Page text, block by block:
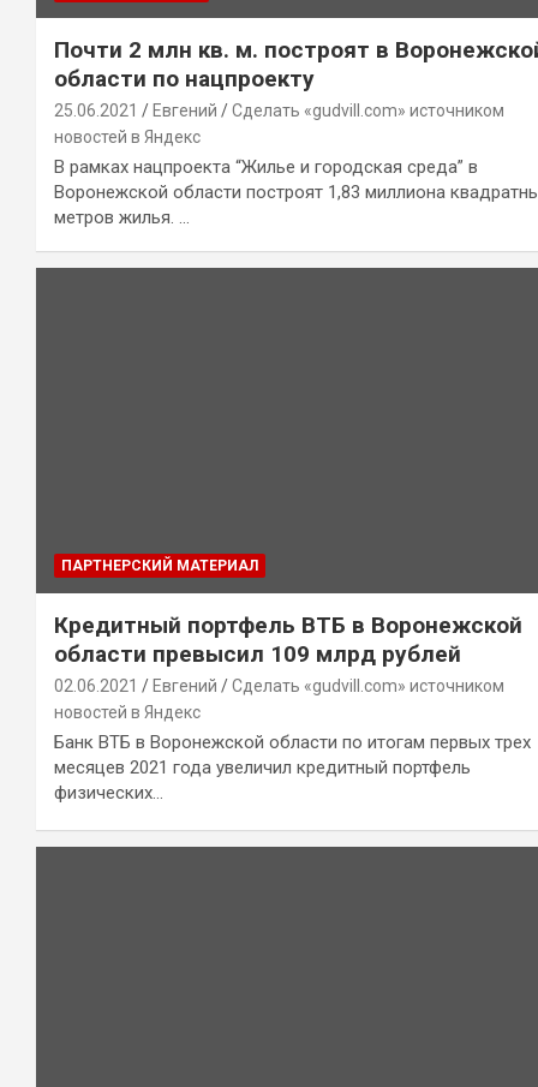
Почти 2 млн кв. м. построят в
области по нацпроекту
25.06.2021 Евгений
Сделать «gudvill.com» источником
новостей в Яндекс
В рамках нацпроекта “Жилье и городская среда” в
Воронежской области построят 1,83 миллиона
метров жилья. …
ПАРТНЕРСКИЙ МАТЕРИАЛ
Кредитный портфель ВТБ в Воронежской
области превысил 109 млрд рублей
02.06.2021 Евгений
Сделать «gudvill.com» источником
новостей в Яндекс
Банк ВТБ в Воронежской области по итогам первых трех
месяцев 2021 года увеличил кредитный портфель
физических…